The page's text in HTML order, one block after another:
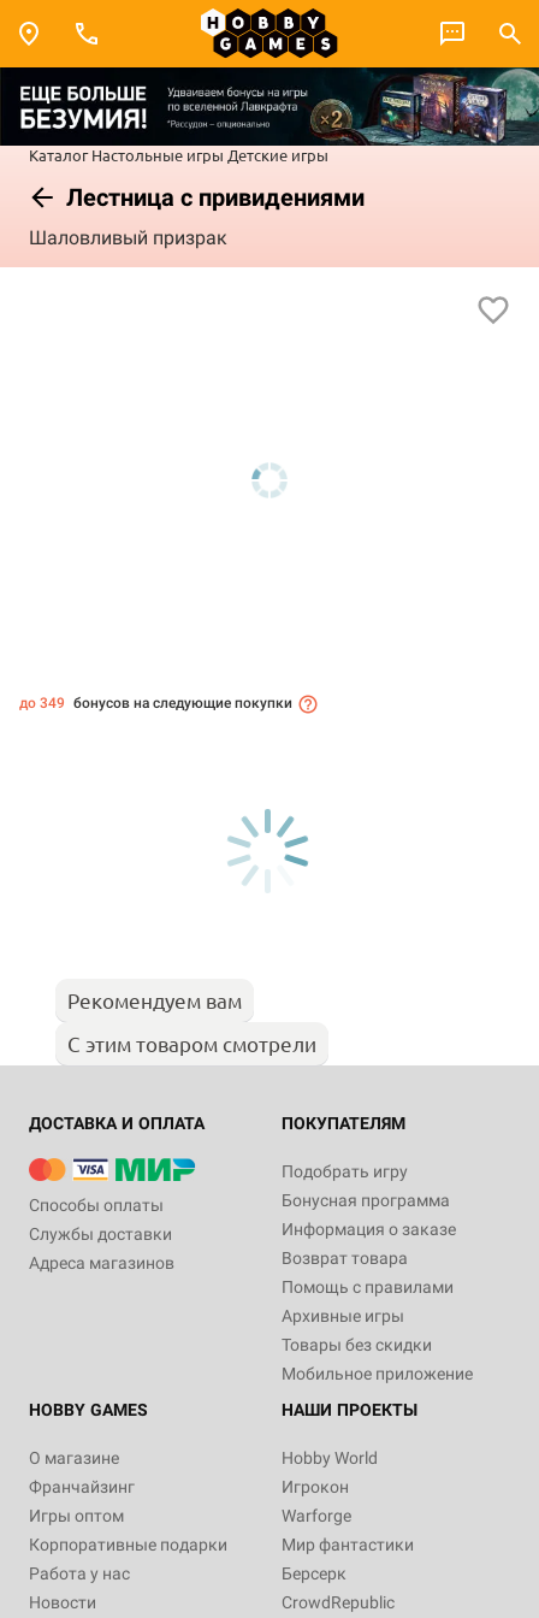
Каталог Настольные игры Детские игры
Лестница с привидениями
Шаловливый призрак
до 349 бонусов на следующие покупки
Рекомендуем вам
С этим товаром смотрели
ДОСТАВКА И ОПЛАТА
Способы оплаты
Службы доставки
Адреса магазинов
ПОКУПАТЕЛЯМ
Подобрать игру
Бонусная программа
Информация о заказе
Возврат товара
Помощь с правилами
Архивные игры
Товары без скидки
Мобильное приложение
HOBBY GAMES
О магазине
Франчайзинг
Игры оптом
Корпоративные подарки
Работа у нас
Новости
НАШИ ПРОЕКТЫ
Hobby World
Игрокон
Warforge
Мир фантастики
Берсерк
CrowdRepublic